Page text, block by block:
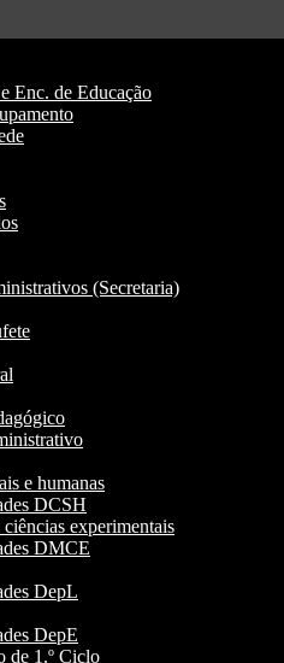
Enc. de Educação
(Secretaria)
e humanas
DCSH
experimentais
DMCE
DepL
DepE
de 1.º Ciclo